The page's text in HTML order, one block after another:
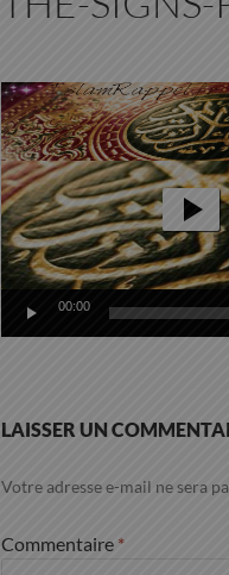
vidéo
00:00
LAISSER UN
Votre adresse e-mail ne sera
Commentaire *